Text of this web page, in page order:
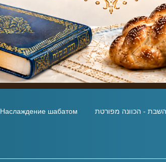
- הכוונה מפורטת Наслаждение шабатом